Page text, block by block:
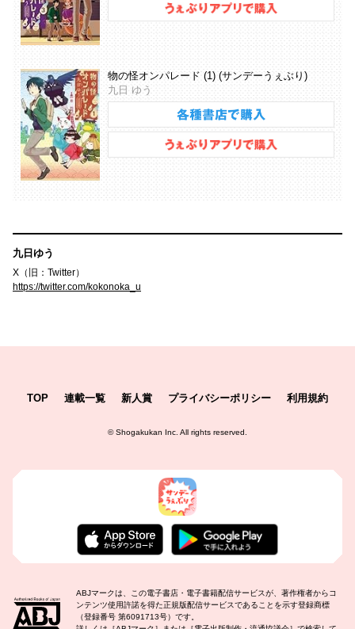
物の怪オンパレード (1) (サンデーうぇぶり)
九日 ゆう
九日ゆう
X（旧：Twitter）
https://twitter.com/kokonoka_u
TOP 連載一覧 新人賞 プライバシーポリシー 利用規約
©Shogakukan Inc. All rights reserved.
ABJマークは、この電子書店・電子書籍配信サービスが、著作権者からコ
ンテンツ使用許諾を得た正規版配信サービスであることを示す登録商標
（登録番号 第6091713号）です。